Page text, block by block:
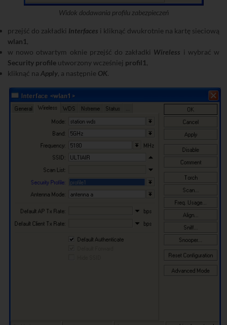
Widok dodawania profilu zabezpieczeń
przejść do zakładki Interfaces i kliknąć dwukrotnie na kartę sieciową
wlan1,
w nowo otwartym oknie przejść do zakładki Wireless i wybrać w
Security profile utworzony wcześniej profil1,
kliknąć na Apply, a następnie OK.